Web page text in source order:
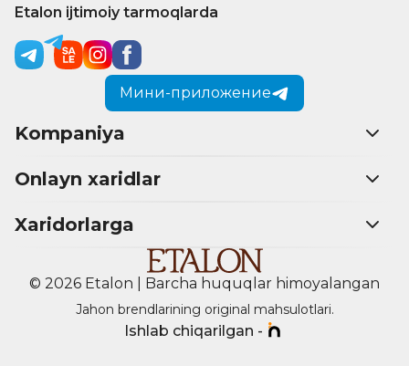
Etalon ijtimoiy tarmoqlarda
Мини-приложение
Kompaniya
Onlayn xaridlar
Xaridorlarga
© 2026 Etalon | Barcha huquqlar himoyalangan
Jahon brendlarining original mahsulotlari.
Ishlab chiqarilgan -